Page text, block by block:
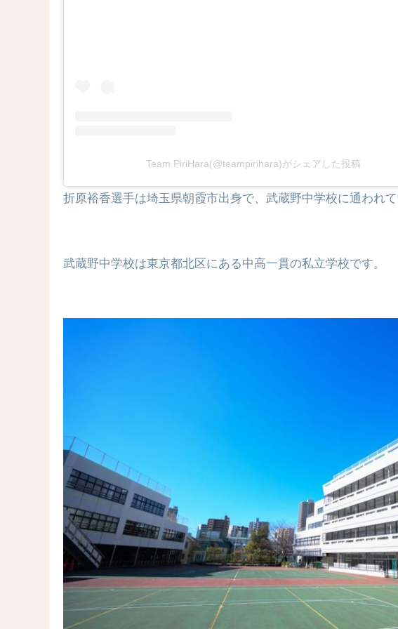
Team PiriHara(@teampirihara)がシェアした投稿
折原裕香選手は埼玉県朝霞市出身で、武蔵野中学校に通われて
武蔵野中学校は東京都北区にある中高一貫の私立学校です。